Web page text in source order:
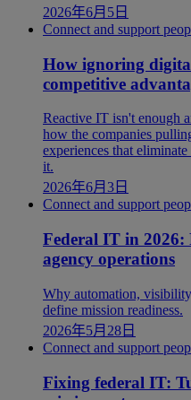
2026年6月5日
Connect and support
How ignoring
competitive
Reactive IT isn't enough
how the companies
experiences that
it.
2026年6月3日
Connect and support
Federal IT in 2026:
agency operations
Why automation,
define mission readiness.
2026年5月28日
Connect and support
Fixing federal IT: